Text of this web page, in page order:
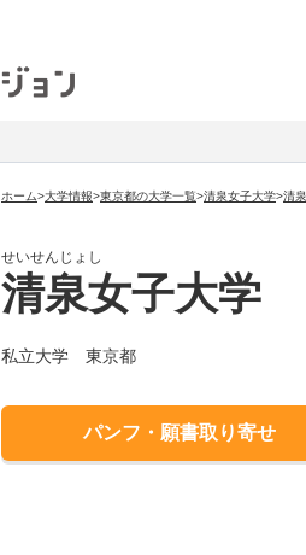
ホーム>大学情報>東京都の大学一覧>清泉女子大学>清
せいせんじょし
清泉女子大学
私立大学 東京都
パンフ・願書取り寄せ